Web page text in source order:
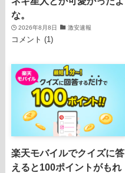
な。
2026年8月8日 激安速報
コメント (1)
楽天モバイルでクイズに答
えると100ポイントがもれ